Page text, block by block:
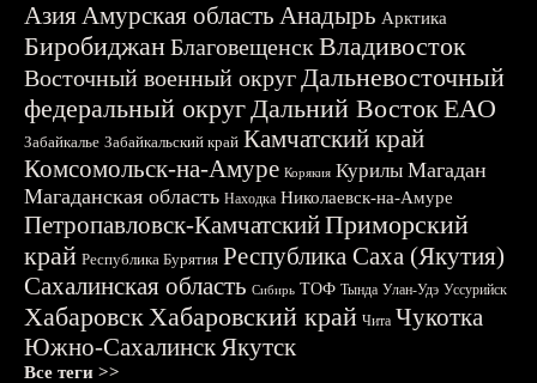
АзияАмурская область Анадырь Арктика
БиробиджанБлаговещенскВладивосток
Восточный военный округДальневосточный
федеральный округДальний ВостокЕАО
Забайкалье Забайкальский край Камчатский край
Комсомольск-на-Амуре Корякия Курилы Магадан
Магаданская область Находка Николаевск-на-Амуре
Петропавловск-КамчатскийПриморский
край Республика Бурятия Республика Саха (Якутия)
Сахалинская область Сибирь ТОФ Тында Улан-Удэ Уссурийск
ХабаровскХабаровский край Чита Чукотка
Южно-СахалинскЯкутск
Все теги >>